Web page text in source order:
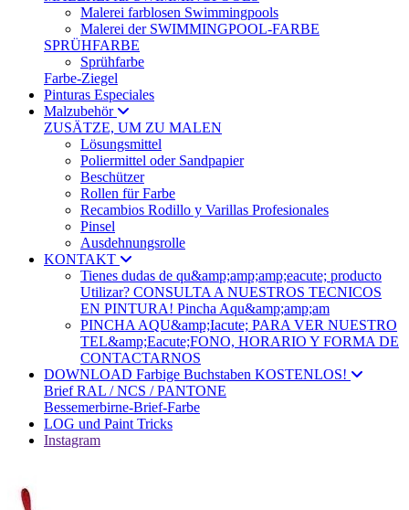
Malerei farblosen Swimmingpools
Malerei der SWIMMINGPOOL-FARBE
SPRÜHFARBE
Sprühfarbe
Farbe-Ziegel
Pinturas Especiales
Malzubehör
ZUSÄTZE, UM ZU MALEN
Lösungsmittel
Poliermittel oder Sandpapier
Beschützer
Rollen für Farbe
Recambios Rodillo y Varillas Profesionales
Pinsel
Ausdehnungsrolle
KONTAKT
Tienes dudas de qu&amp;amp;amp;eacute; producto
Utilizar? CONSULTA A NUESTROS TECNICOS
EN PINTURA! Pincha Aqu&amp;amp;am
PINCHA AQU&amp;Iacute; PARA VER NUESTRO
TEL&amp;Eacute;FONO, HORARIO Y FORMA DE
CONTACTARNOS
DOWNLOAD Farbige Buchstaben KOSTENLOS!
Brief RAL / NCS / PANTONE
Bessemerbirne-Brief-Farbe
LOG und Paint Tricks
Instagram